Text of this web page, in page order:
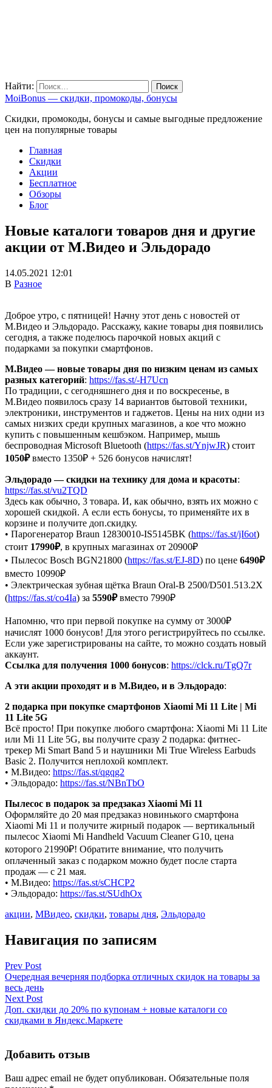
Найти:
MoiBonus — скидки, промокоды, бонусы
Скидки, промокоды, бонусы и самые выгодные предложение
цен на популярные товары
Главная
Скидки
Акции
Бесплатное
Обзоры
Блог
Новые каталоги товаров дня и другие
акции от М.Видео и Эльдорадо
14.05.2021 12:01
В Разное
Доброе утро, с пятницей! Начну этот день с новостей от
М.Видео и Эльдорадо. Расскажу, какие товары дня появились
сегодня, а также поделюсь парочкой новых акций с
подарками за покупки смартфонов.
М.Видео — новые товары дня по низким ценам из самых
разных категорий: https://fas.st/-H7Ucn
По традиции, с сегодняшнего дня и по воскресенье, в
М.Видео появилось сразу 14 вариантов бытовой техники,
электроники, инструментов и гаджетов. Цены на них одни из
самых низких среди крупных магазинов, а кое что можно
купить с повышенным кешбэком. Например, мышь
беспроводная Microsoft Bluetooth (https://fas.st/YnjwJR) стоит
1050₽вместо 1350₽ + 526 бонусов начислят!
Эльдорадо — скидки на технику для дома и красоты:
https://fas.st/vu2TQD
Здесь как обычно, 3 товара. И, как обычно, взять их можно с
хорошей скидкой. А если есть бонусы, то применяйте их в
корзине и получите доп.скидку.
• Парогенератор Braun 12830010-IS5145BK (https://fas.st/jI6ot)
стоит 17990₽, в крупных магазинах от 20900₽
• Пылесос Bosch BGN21800 (https://fas.st/EJ-8D) по цене 6490₽
вместо 10990₽
• Электрическая зубная щётка Braun Oral-B 2500/D501.513.2X
(https://fas.st/co4Ia) за 5590₽вместо 7990₽
Напомню, что при первой покупке на сумму от 3000₽
начислят 1000 бонусов! Для этого регистрируйтесь по ссылке.
Если уже зарегистрированы на сайте, то можно создать новый
аккаунт.
Ссылка для получения 1000 бонусов: https://clck.ru/TgQ7r
А эти акции проходят и в М.Видео, и в Эльдорадо:
2 подарка при покупке смартфонов Xiaomi Mi 11 Lite | Mi
11 Lite 5G
Всё просто! При покупке любого смартфона: Xiaomi Mi 11 Lite
или Mi 11 Lite 5G, вы получите сразу 2 подарка: фитнес-
трекер Mi Smart Band 5 и наушники Mi True Wireless Earbuds
Basic 2. Получится неплохой комплект.
• М.Видео: https://fas.st/qgqg2
• Эльдорадо: https://fas.st/NBnTbO
Пылесос в подарок за предзаказ Xiaomi Mi 11
Оформляйте до 20 мая предзаказ новинького смартфона
Xiaomi Mi 11 и получите жирный подарок — вертикальный
пылесос Xiaomi Mi Handheld Vacuum Cleaner G10, цена
которого 21990₽! Обратите внимание, что получить
оплаченный заказ с подарком можно будет после старта
продаж — с 21 мая.
• М.Видео: https://fas.st/sCHCP2
• Эльдорадо: https://fas.st/SUdhOx
акции, МВидео, скидки, товары дня, Эльдорадо
Навигация по записям
Prev Post
Очередная вечерняя подборка отличных скидок на товары за
весь день
Next Post
Доп. скидки до 20% по купонам + новые каталоги со
скидками в Яндекс.Маркете
Добавить отзыв
Ваш адрес email не будет опубликован. Обязательные поля